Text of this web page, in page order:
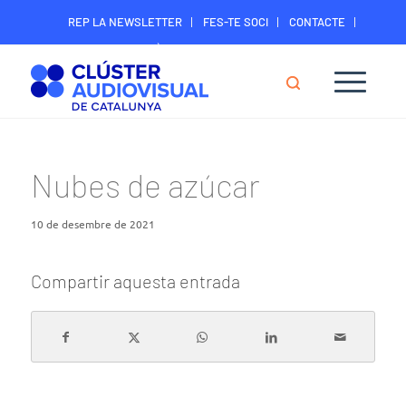
REP LA NEWSLETTER FES-TE SOCI
CONTACTE
ÀREA DIGITAL SOCIS
Nubes de azúcar
10 de desembre de 2021
Compartir aquesta entrada